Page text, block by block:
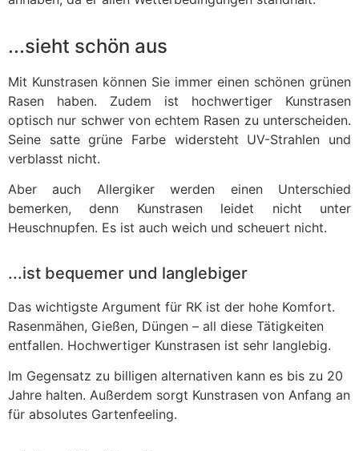
...sieht schön aus
Mit Kunstrasen können Sie immer einen schönen grünen
Rasen haben. Zudem ist hochwertiger Kunstrasen
optisch nur schwer von echtem Rasen zu unterscheiden.
Seine satte grüne Farbe widersteht UV-Strahlen und
verblasst nicht.
Aber auch Allergiker werden einen Unterschied
bemerken, denn Kunstrasen leidet nicht unter
Heuschnupfen. Es ist auch weich und scheuert nicht.
...ist bequemer und langlebiger
Das wichtigste Argument für RK ist der hohe Komfort.
Rasenmähen, Gießen, Düngen – all diese Tätigkeiten
entfallen. Hochwertiger Kunstrasen ist sehr langlebig.
Im Gegensatz zu billigen alternativen kann es bis zu 20
Jahre halten. Außerdem sorgt Kunstrasen von Anfang an
für absolutes Gartenfeeling.